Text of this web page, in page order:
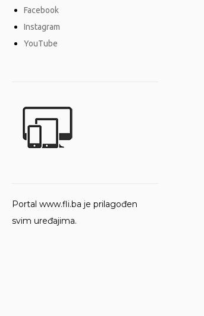
Facebook
Instagram
YouTube
Portal www.fli.ba je prilagođen
svim uređajima.